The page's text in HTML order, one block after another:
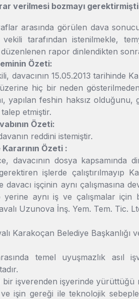
verilmesi bozmayı
arasında görülen dava
vekili tarafından istenilmekle,
düzenlenen rapor dinlendikten
Özeti:
davacının 15.05.2013 tarihinde
hiç bir neden
yapılan feshin haksız
etmiştir.
Özeti:
reddini istemiştir.
Özeti :
davacının dosya kapsamında
işlerde çalıştırılmayıp
davacı işçinin aynı çalışmasına
aynı iş ve çalışmalar için
Uzunova İnş. Yem. Tem. Tic.
Karakoçan Belediye Başkanlığı
temel uyuşmazlık asıl
işverenden işyerinde yürüttüğü
işin gereği ile teknolojik